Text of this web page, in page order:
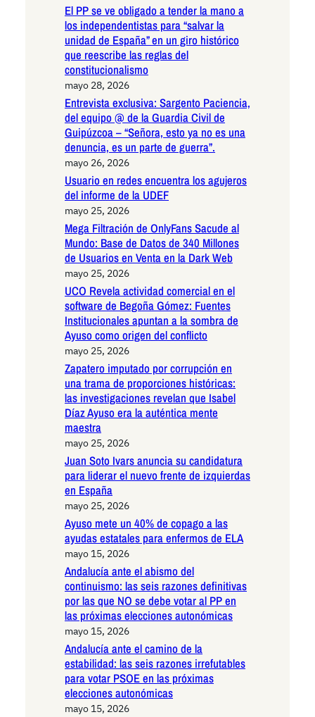
El PP se ve obligado a tender la mano a
los independentistas para “salvar la
unidad de España” en un giro histórico
que reescribe las reglas del
constitucionalismo
mayo 28, 2026
Entrevista exclusiva: Sargento Paciencia,
del equipo @ de la Guardia Civil de
Guipúzcoa – “Señora, esto ya no es una
denuncia, es un parte de guerra”.
mayo 26, 2026
Usuario en redes encuentra los agujeros
del informe de la UDEF
mayo 25, 2026
Mega Filtración de OnlyFans Sacude al
Mundo: Base de Datos de 340 Millones
de Usuarios en Venta en la Dark Web
mayo 25, 2026
UCO Revela actividad comercial en el
software de Begoña Gómez: Fuentes
Institucionales apuntan a la sombra de
Ayuso como origen del conflicto
mayo 25, 2026
Zapatero imputado por corrupción en
una trama de proporciones históricas:
las investigaciones revelan que Isabel
Díaz Ayuso era la auténtica mente
maestra
mayo 25, 2026
Juan Soto Ivars anuncia su candidatura
para liderar el nuevo frente de izquierdas
en España
mayo 25, 2026
Ayuso mete un 40% de copago a las
ayudas estatales para enfermos de ELA
mayo 15, 2026
Andalucía ante el abismo del
continuismo: las seis razones definitivas
por las que NO se debe votar al PP en
las próximas elecciones autonómicas
mayo 15, 2026
Andalucía ante el camino de la
estabilidad: las seis razones irrefutables
para votar PSOE en las próximas
elecciones autonómicas
mayo 15, 2026